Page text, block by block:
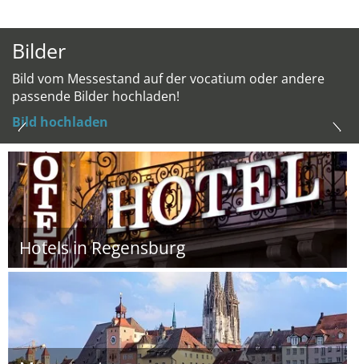
Bilder
Bild vom Messestand auf der vocatium oder andere
passende Bilder hochladen!
Bild hochladen
Hotels in Regensburg